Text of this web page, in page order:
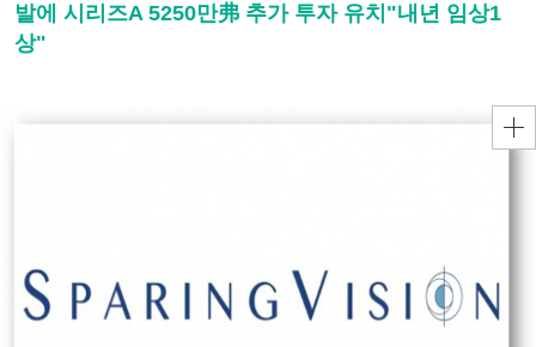
발에 시리즈A 5250만弗 추가 투자 유치"내년 임상1
상"